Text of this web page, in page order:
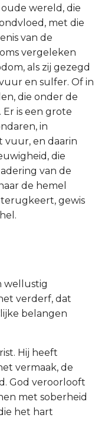
wereld, die
met die
van de
vergeleken
als zij gezegd
en sulfer. Of in
die onder de
is een grote
in
vuur, en daarin
die
van de
de hemel
gewis
wellustig
verderf, dat
belangen
Hij heeft
vermaak, de
God veroorlooft
met soberheid
het hart